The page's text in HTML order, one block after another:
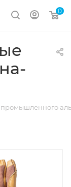
0